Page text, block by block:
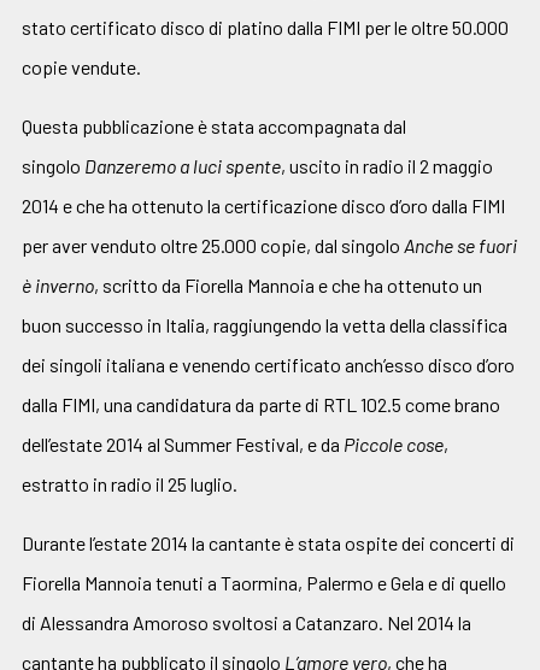
stato certificato disco di platino dalla FIMI per le oltre 50.000
copie vendute.
Questa pubblicazione è stata accompagnata dal
singolo Danzeremo a luci spente, uscito in radio il 2 maggio
2014 e che ha ottenuto la certificazione disco d’oro dalla FIMI
per aver venduto oltre 25.000 copie, dal singolo Anche se fuori
è inverno, scritto da Fiorella Mannoia e che ha ottenuto un
buon successo in Italia, raggiungendo la vetta della classifica
dei singoli italiana e venendo certificato anch’esso disco d’oro
dalla FIMI, una candidatura da parte di RTL 102.5 come brano
dell’estate 2014 al Summer Festival, e da Piccole cose,
estratto in radio il 25 luglio.
Durante l’estate 2014 la cantante è stata ospite dei concerti di
Fiorella Mannoia tenuti a Taormina, Palermo e Gela e di quello
di Alessandra Amoroso svoltosi a Catanzaro. Nel 2014 la
cantante ha pubblicato il singolo L’amore vero, che ha